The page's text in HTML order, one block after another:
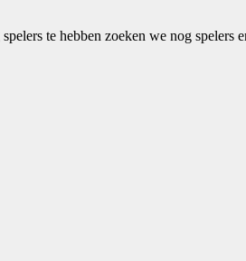
te hebben zoeken we nog spelers